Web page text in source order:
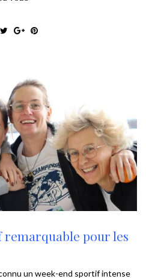
pour les
un week-end sportif intense